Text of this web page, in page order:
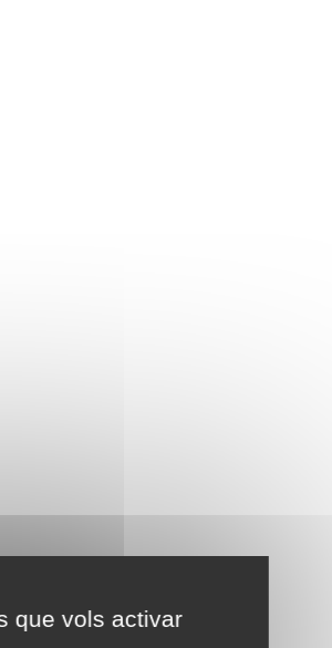
que vols activar